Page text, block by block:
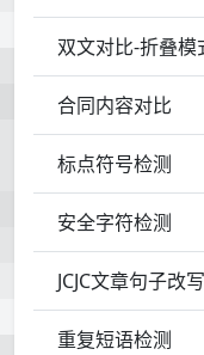
双文对比-折叠模
合同内容对比
标点符号检测
安全字符检测
JCJC文章句子改写
重复短语检测